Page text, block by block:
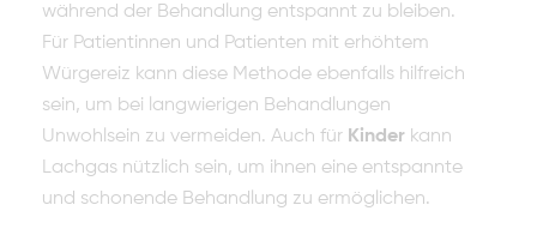
während der Behandlung entspannt zu bleiben.
Für Patientinnen und Patienten mit erhöhtem
Würgereiz kann diese Methode ebenfalls hilfreich
sein, um bei langwierigen Behandlungen
Unwohlsein zu vermeiden. Auch für Kinder kann
Lachgas nützlich sein, um ihnen eine entspannte
und schonende Behandlung zu ermöglichen.